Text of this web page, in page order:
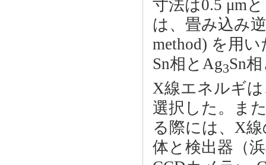
寸法は0.5 μm
は、畳み込み
method) を用
Sn相とAg3Sn
X線エネルギ
選択した。ま
る際には、X
体と検出器（